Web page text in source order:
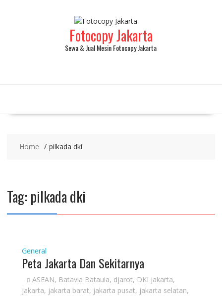
Fotocopy Jakarta
Sewa & Jual Mesin Fotocopy Jakarta
Home pilkada dki
Tag: pilkada dki
General
Peta Jakarta Dan Sekitarnya
ASEAN, Batavia Batauia, djarot, DKI jakarta,
jakarta, jakarta barat, jakarta pusat, jakarta selatan,